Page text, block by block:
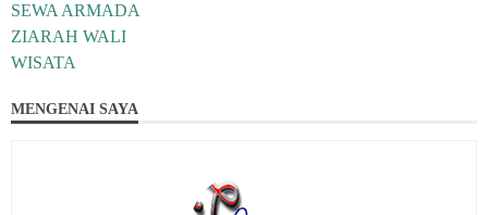
SEWA ARMADA
ZIARAH WALI
WISATA
MENGENAI SAYA